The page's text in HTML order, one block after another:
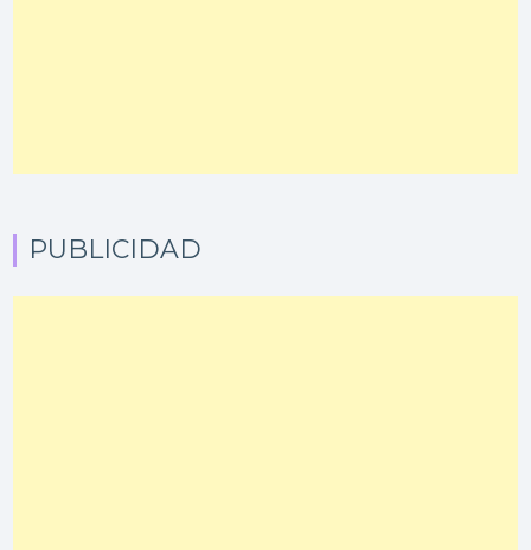
PUBLICIDAD